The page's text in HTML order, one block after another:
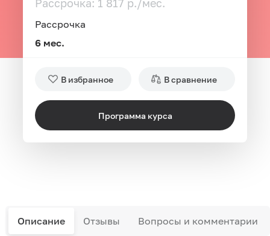
Рассрочка: 1 817 р./мес.
Рассрочка
6 мес.
В избранное В сравнение
Программа курса
Описание Отзывы Вопросы и комментарии